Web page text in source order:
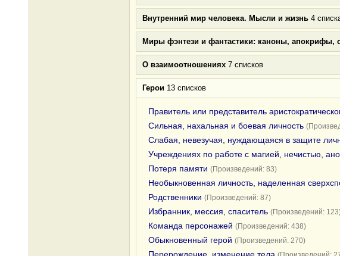
Внутренний мир человека. Мысли и жизнь 4
Миры фэнтези и фантастики: каноны, апокрифы,
О взаимоотношениях 7 списков
Герои 13 списков
Правитель или представитель
Сильная, нахальная и боевая личность
Слабая, невезучая, нуждающаяся в защите
Учреждениях по работе с магией, нечистью,
Потеря памяти (Произведений: 83)
Необыкновенная личность, наделенная
Родственники (Произведений: 87)
Избранник, мессия, спаситель (Произведений:
Команда персонажей (Произведений: 438)
Обыкновенный герой (Произведений: 270)